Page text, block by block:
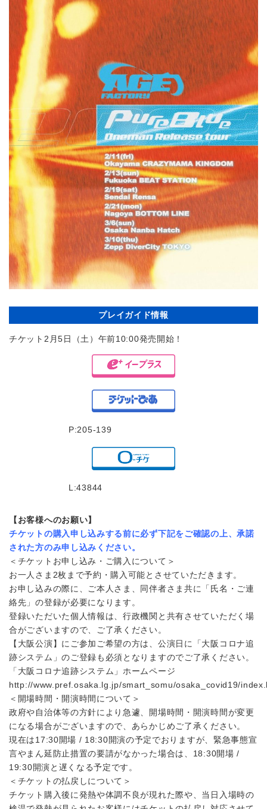
プレイガイド情報
チケット2月5日（土）午前10:00発売開始！
P:205-139
L:43844
【お客様へのお願い】
チケットの購入申し込みする前に必ず下記をご確認の上、承諾
された方のみ申し込みください。
＜チケットお申し込み・ご購入について＞
お一人さま2枚まで予約・購入可能とさせていただきます。
お申し込みの際に、ご本人さま、同伴者さま共に「氏名・ご連
絡先」の登録が必要になります。
登録いただいた個人情報は、行政機関と共有させていただく場
合がございますので、ご了承ください。
【大阪公演】にご参加ご希望の方は、公演日に「大阪コロナ追
跡システム」のご登録も必須となりますのでご了承ください。
「大阪コロナ追跡システム」ホームページ
http://www.pref.osaka.lg.jp/smart_somu/osaka_covid19/
＜開場時間・開演時間について＞
政府や自治体等の方針により急遽、開場時間・開演時間が変更
になる場合がございますので、あらかじめご了承ください。
現在は17:30開場 / 18:30開演の予定でおりますが、緊急事態宣
言やまん延防止措置の要請がなかった場合は、18:30開場 /
19:30開演と遅くなる予定です。
＜チケットの払戻しについて＞
チケット購入後に発熱や体調不良が現れた際や、当日入場時の